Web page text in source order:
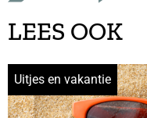
LEES OOK
Uitjes en vakantie